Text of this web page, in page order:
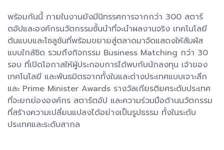
พร้อมกันนี้ ภายในงานยังมีนิทรรศการจากกว่า 300 สตาร์
ตอัปและองค์กรนวัตกรรมชั้นนำที่จะนำผลงานจริง เทคโนโลยี
ต้นแบบและโซลูชันที่พร้อมขยายสู่ตลาดมาจัดแสดงให้สัมผัส
แบบใกล้ชิด รวมถึงกิจกรรม Business Matching กว่า 30
รอบ ที่เปิดโอกาสให้ผู้ประกอบการได้พบกับนักลงทุน เจ้าของ
เทคโนโลยี และพันธมิตรจากทั้งในและต่างประเทศแบบเจาะลึก
และ Prime Minister Awards รางวัลเกียรติยศระดับประเทศ
ที่จะยกย่ององค์กร สตาร์ตอัป และความร่วมมือด้านนวัตกรรม
ที่สร้างความเปลี่ยนแปลงได้อย่างเป็นรูปธรรม ทั้งในระดับ
ประเทศและระดับสากล